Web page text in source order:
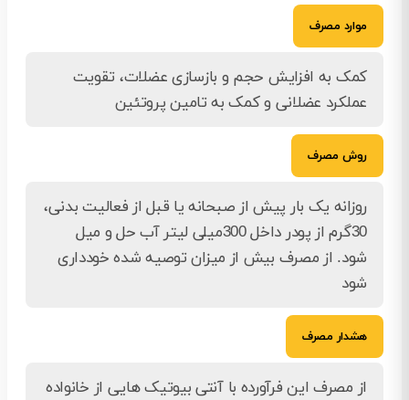
موارد مصرف
کمک به افزایش حجم و بازسازی عضلات، تقویت
عملکرد عضلانی و کمک به تامین پروتئین
روش مصرف
روزانه یک بار پیش از صبحانه یا قبل از فعالیت بدنی،
30گرم از پودر داخل 300میلی لیتر آب حل و میل
شود. از مصرف بیش از میزان توصیه شده خودداری
شود
هشدار مصرف
از مصرف این فرآورده با آنتی بیوتیک هایی از خانواده